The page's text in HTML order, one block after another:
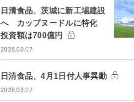
日清食品、茨城に新工場建設
へ カップヌードルに特化
投資額は700億円
2026.08.07
日清食品、4月1日付人事異動
2026.08.07